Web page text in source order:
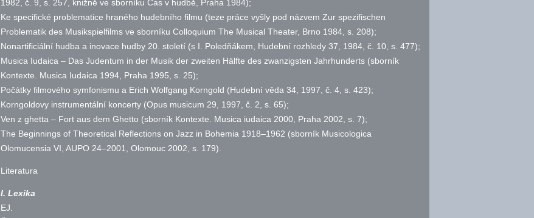
1982, č. 9, s. 257, knižně ve sborníku Čas v hudbě, Praha 1984);
Ke specifické problematice hraného hudebního filmu (teze práce vyšly pod názvem Zur spezifischen
Problematik des Musikspielfilms ve sborníku Colloquium The Musical Theater, Brno 1984, s. 208);
Nonartificiální hudba a inovace hudby 20. století (s I. Poledňákem, Hudební rozhledy 37, 1984, č. 10, s. 477);
Musica Iudaica – Das Judentum in der Musik der zweiten Hälfte des zwanzigsten Jahrhunderts (sborník
Kontexte. Musica Iudaica 1994, Praha 1995, s. 25);
Počátky filmového symfonismu a Erich Wolfgang Korngold (Hudební věda 34, 1997, č. 4, s. 423);
Korngoldovy instrumentální koncerty (Opus musicum 29, 1997, č. 2, s. 65);
Ven z ghetta – Fort aus dem Ghetto (sborník Kontexte. Musica iudaica 2000, Praha 2002, s. 7);
The Beginnings of Theoretical Reflections on Jazz in Bohemia 1918–1962 (sborník Musicologica
Olomucensia VI, AUPO 24–2001, Olomouc 2002, s. 179).
Literatura
I. Lexika
EJ